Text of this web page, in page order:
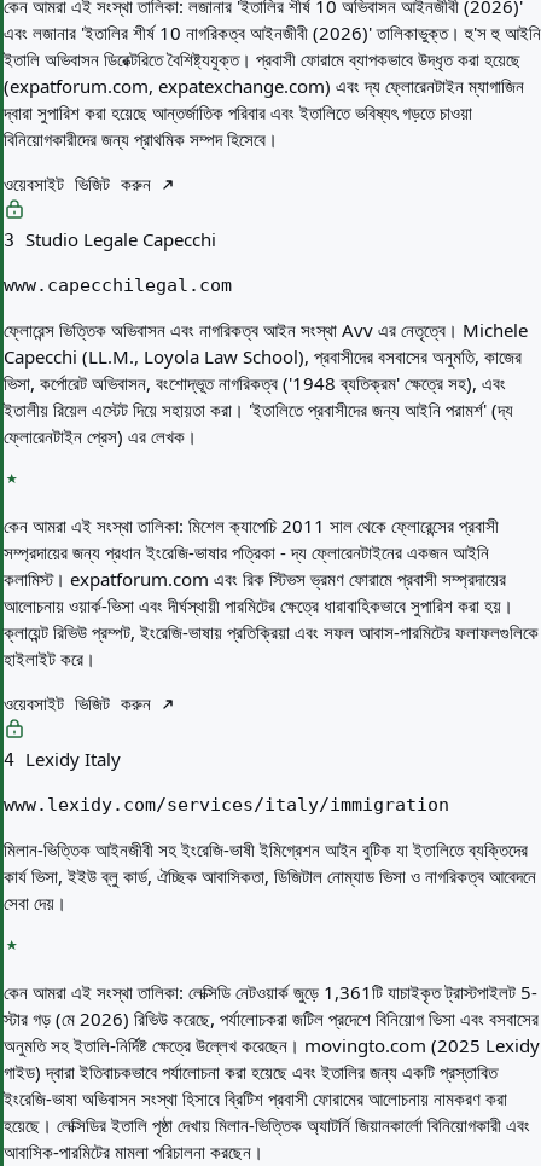
কেন আমরা এই সংস্থা তালিকা: লজানার 'ইতালির শীর্ষ 10 অভিবাসন আইনজীবী (2026)'
এবং লজানার 'ইতালির শীর্ষ 10 নাগরিকত্ব আইনজীবী (2026)' তালিকাভুক্ত। হু'স হু আইনি
ইতালি অভিবাসন ডিরেক্টরিতে বৈশিষ্ট্যযুক্ত। প্রবাসী ফোরামে ব্যাপকভাবে উদ্ধৃত করা হয়েছে
(expatforum.com, expatexchange.com) এবং দ্য ফ্লোরেনটাইন ম্যাগাজিন
দ্বারা সুপারিশ করা হয়েছে আন্তর্জাতিক পরিবার এবং ইতালিতে ভবিষ্যৎ গড়তে চাওয়া
বিনিয়োগকারীদের জন্য প্রাথমিক সম্পদ হিসেবে।
ওয়েবসাইট ভিজিট করুন
3 Studio Legale Capecchi
www.capecchilegal.com
ফ্লোরেন্স ভিত্তিক অভিবাসন এবং নাগরিকত্ব আইন সংস্থা Avv এর নেতৃত্বে। Michele
Capecchi (LL.M., Loyola Law School), প্রবাসীদের বসবাসের অনুমতি, কাজের
ভিসা, কর্পোরেট অভিবাসন, বংশোদ্ভূত নাগরিকত্ব ('1948 ব্যতিক্রম' ক্ষেত্রে সহ), এবং
ইতালীয় রিয়েল এস্টেট দিয়ে সহায়তা করা। 'ইতালিতে প্রবাসীদের জন্য আইনি পরামর্শ' (দ্য
ফ্লোরেনটাইন প্রেস) এর লেখক।
কেন আমরা এই সংস্থা তালিকা: মিশেল ক্যাপেচি 2011 সাল থেকে ফ্লোরেন্সের প্রবাসী
সম্প্রদায়ের জন্য প্রধান ইংরেজি-ভাষার পত্রিকা - দ্য ফ্লোরেনটাইনের একজন আইনি
কলামিস্ট। expatforum.com এবং রিক স্টিভস ভ্রমণ ফোরামে প্রবাসী সম্প্রদায়ের
আলোচনায় ওয়ার্ক-ভিসা এবং দীর্ঘস্থায়ী পারমিটের ক্ষেত্রে ধারাবাহিকভাবে সুপারিশ করা হয়।
ক্লায়েন্ট রিভিউ প্রম্পট, ইংরেজি-ভাষায় প্রতিক্রিয়া এবং সফল আবাস-পারমিটের ফলাফলগুলিকে
হাইলাইট করে।
ওয়েবসাইট ভিজিট করুন
4 Lexidy Italy
www.lexidy.com/services/italy/immigration
মিলান-ভিত্তিক আইনজীবী সহ ইংরেজি-ভাষী ইমিগ্রেশন আইন বুটিক যা ইতালিতে ব্যক্তিদের
কার্য ভিসা, ইইউ ব্লু কার্ড, ঐচ্ছিক আবাসিকতা, ডিজিটাল নোম্যাড ভিসা ও নাগরিকত্ব আবেদনে
সেবা দেয়।
কেন আমরা এই সংস্থা তালিকা: লেক্সিডি নেটওয়ার্ক জুড়ে 1,361টি যাচাইকৃত ট্রাস্টপাইলট 5-
স্টার গড় (মে 2026) রিভিউ করেছে, পর্যালোচকরা জটিল প্রদেশে বিনিয়োগ ভিসা এবং বসবাসের
অনুমতি সহ ইতালি-নির্দিষ্ট ক্ষেত্রে উল্লেখ করেছেন। movingto.com (2025 Lexidy
গাইড) দ্বারা ইতিবাচকভাবে পর্যালোচনা করা হয়েছে এবং ইতালির জন্য একটি প্রস্তাবিত
ইংরেজি-ভাষা অভিবাসন সংস্থা হিসাবে ব্রিটিশ প্রবাসী ফোরামের আলোচনায় নামকরণ করা
হয়েছে। লেক্সিডির ইতালি পৃষ্ঠা দেখায় মিলান-ভিত্তিক অ্যাটর্নি জিয়ানকার্লো বিনিয়োগকারী এবং
আবাসিক-পারমিটের মামলা পরিচালনা করছেন।